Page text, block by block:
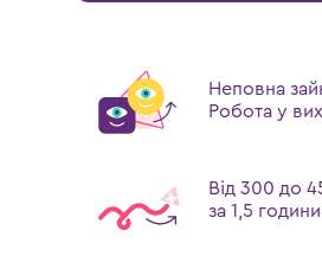
Неповна
Робота у
Від 300 до
за 1,5